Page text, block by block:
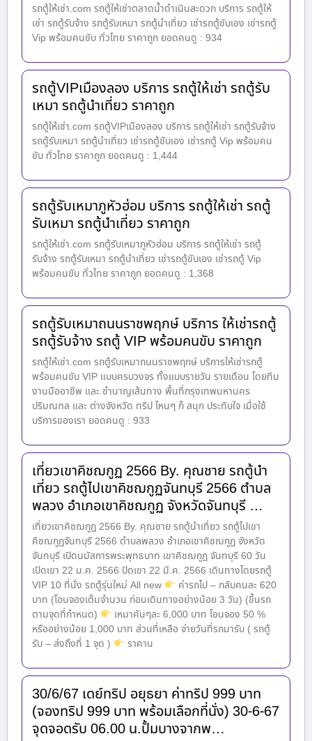
รถตู้ให้เช่า.com รถตู้ให้เช่าตลาดน้ำดำเนินสะดวก บริการ รถตู้ให้
เช่า รถตู้รับจ้าง รถตู้รับเหมา รถตู้นำเที่ยว เช่ารถตู้ขับเอง เช่ารถตู้
Vip พร้อมคนขับ ทั่วไทย ราคาถูก ยอดคนดู : 934
รถตู้VIPเมืองลอง บริการ รถตู้ให้เช่า รถตู้รับ
เหมา รถตู้นำเที่ยว ราคาถูก
รถตู้ให้เช่า.com รถตู้VIPเมืองลอง บริการ รถตู้ให้เช่า รถตู้รับจ้าง
รถตู้รับเหมา รถตู้นำเที่ยว เช่ารถตู้ขับเอง เช่ารถตู้ Vip พร้อมคน
ขับ ทั่วไทย ราคาถูก ยอดคนดู : 1,444
รถตู้รับเหมาภูหัวฮ่อม บริการ รถตู้ให้เช่า รถตู้
รับเหมา รถตู้นำเที่ยว ราคาถูก
รถตู้ให้เช่า.com รถตู้รับเหมาภูหัวฮ่อม บริการ รถตู้ให้เช่า รถตู้
รับจ้าง รถตู้รับเหมา รถตู้นำเที่ยว เช่ารถตู้ขับเอง เช่ารถตู้ Vip
พร้อมคนขับ ทั่วไทย ราคาถูก ยอดคนดู : 1,368
รถตู้รับเหมาถนนราชพฤกษ์ บริการ ให้เช่ารถตู้
รถตู้รับจ้าง รถตู้ VIP พร้อมคนขับ ราคาถูก
รถตู้ให้เช่า.com รถตู้รับเหมาถนนราชพฤกษ์ บริการให้เช่ารถตู้
พร้อมคนขับ VIP แบบครบวงจร ทั้งแบบรายวัน รายเดือน โดยทีม
งานมืออาชีพ และ ชำนาญเส้นทาง พื้นที่กรุงเทพมหานคร
ปริมณฑล และ ต่างจังหวัด ทริป ไหนๆ ก็ สนุก ประทับใจ เมื่อใช้
บริการของเรา ยอดคนดู : 933
เที่ยวเขาคิชฌกูฏ 2566 By. คุณชาย รถตู้นำ
เที่ยว รถตู้ไปเขาคิชฌกูฏจันทบุรี 2566 ตำบล
พลวง อำเภอเขาคิชฌกูฏ จังหวัดจันทบุรี …
เที่ยวเขาคิชฌกูฏ 2566 By. คุณชาย รถตู้นำเที่ยว รถตู้ไปเขา
คิชฌกูฏจันทบุรี 2566 ตำบลพลวง อำเภอเขาคิชฌกูฏ จังหวัด
จันทบุรี เปิดนมัสการพระพุทธบาท เขาคิชฌกูฎ จันทบุรี 60 วัน
เปิดเขา 22 ม.ค. 2566 ปิดเขา 22 มี.ค. 2566 เดินทางโดยรถตู้
VIP 10 ที่นั่ง รถตู้รุ่นใหม่ All new
ค่ารถไป – กลับคนละ 620
บาท (โอนจองเต็มจำนวน ก่อนเดินทางอย่างน้อย 3 วัน) (ขึ้นรถ
ตามจุดที่กำหนด)
เหมาคันๆละ 6,000 บาท โอนจอง 50 %
หรืออย่างน้อย 1,000 บาท ส่วนที่เหลือ จ่ายวันที่รถมารับ ( รถตู้
รับ – ส่งถึงที่ 1 จุด )
ราคาน
30/6/67 เดย์ทริป อยุธยา ค่าทริป 999 บาท
(จองทริป 999 บาท พร้อมเลือกที่นั่ง) 30-6-67
จุดจอดรับ 06.00 น.ปั้มบางจากพ…